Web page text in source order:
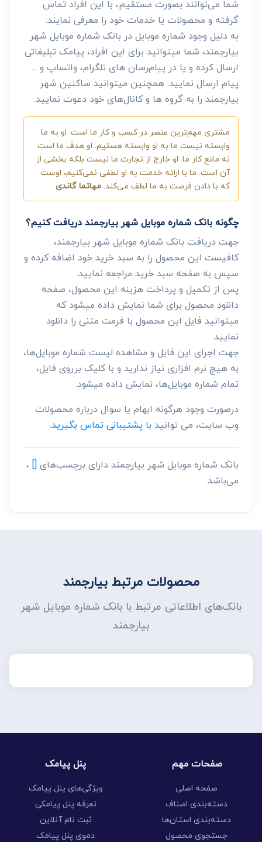
شما می‌توانند بصورت مستقیم، با این افراد تماس
گرفته و محصولات یا خدمات خود را معرفی نمایند.
به دلیل وجود شماره موبایل در بانک شماره موبایل شهر
بیارجمند، شما میتوانید برای این افراد، پیامک تبلیغاتی
ارسال کرده و یا در پیام‌رسان های تلگرام، واتساپ و ...
پیام ارسال نمایید. همچنین میتوانید ساکنین شهر
بیارجمند را به گروه ها و کانال‌های خود دعوت نمایید.
مشتری مهم‌ترین عنصر در کسب و کار ما است. او به ما
وابسته نیست ما به او وابسته هستیم. او هدف ما است
نه مانع کار ما. او خارج از تجارت ما نیست بلکه بخشی از
آن است. ما با ارائه خدمت به او لطفی نمی‌کنیم، اوست
که با دادن فرصت به ما لطف می‌کند. مهاتما گاندی
چگونه بانک شماره موبایل شهر بیارجمند دریافت کنیم؟
جهت دریافت بانک شماره موبایل شهر بیارجمند،
کافیست این محصول را به سبد خرید خود اضافه کرده و
سپس به صفحه سبد خرید مراجعه نمایید.
پس از تکمیل و پرداخت هزینه این محصول، صفحه
دانلود محصول برای شما نمایش داده میشود که
میتوانید فایل این محصول با فرمت متنی را دانلود
نمایید.
جهت اجرای این فایل و مشاهده لیست شماره موبایل‌ها،
به هیچ نرم افزاری نیاز ندارید و با کلیک برروی فایل،
تمام شماره موبایل‌ها، نمایش داده میشود.
درصورت وجود هرگونه ابهام یا سوال درباره محصولات
وب سایت، می توانید با پشتیبانی تماس بگیرید.
بانک شماره موبایل شهر بیارجمند دارای برچسب‌های[] ،
می‌باشد.
محصولات مرتبط بیارجمند
بانک‌های اطلاعاتی مرتبط با بانک شماره موبایل شهر
بیارجمند
صفحات مهم
صفحه اصلی
دسته‌بندی اصناف
دسته‌بندی استان‌ها
جستجوی محصول
پنل پیامک
ویژگی‌های پنل پیامک
تعرفه پنل پیامکی
ثبت نام آنلاین
دموی پنل پیامک